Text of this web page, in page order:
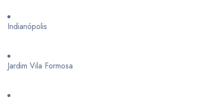
Indianópolis
Jardim Vila Formosa